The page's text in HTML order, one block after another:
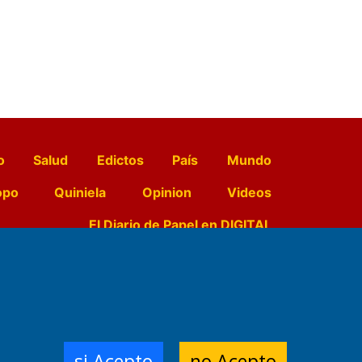
Salud Edictos País
Mundo
Quiniela Opinion
Videos
El Diario de Papel en DIGITAL